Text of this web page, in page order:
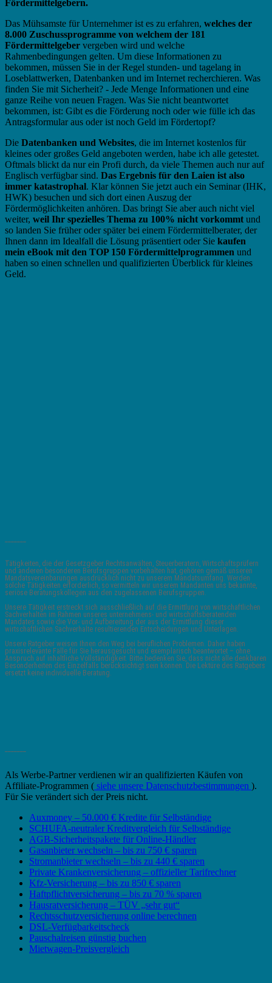
Fördermittelgebern.
Das Mühsamste für Unternehmer ist es zu erfahren, welches der
8.000 Zuschussprogramme von welchem der 181
Fördermittelgeber vergeben wird und welche
Rahmenbedingungen gelten. Um diese Informationen zu
bekommen, müssen Sie in der Regel stunden- und tagelang in
Loseblattwerken, Datenbanken und im Internet recherchieren. Was
finden Sie mit Sicherheit? - Jede Menge Informationen und eine
ganze Reihe von neuen Fragen. Was Sie nicht beantwortet
bekommen, ist: Gibt es die Förderung noch oder wie fülle ich das
Antragsformular aus oder ist noch Geld im Fördertopf?
Die Datenbanken und Websites, die im Internet kostenlos für
kleines oder großes Geld angeboten werden, habe ich alle getestet.
Oftmals blickt da nur ein Profi durch, da viele Themen auch nur auf
Englisch verfügbar sind. Das Ergebnis für den Laien ist also
immer katastrophal. Klar können Sie jetzt auch ein Seminar (IHK,
HWK) besuchen und sich dort einen Auszug der
Fördermöglichkeiten anhören. Das bringt Sie aber auch nicht viel
weiter, weil Ihr spezielles Thema zu 100% nicht vorkommt und
so landen Sie früher oder später bei einem Fördermittelberater, der
Ihnen dann im Idealfall die Lösung präsentiert oder Sie kaufen
mein eBook mit den TOP 150 Fördermittelprogrammen und
haben so einen schnellen und qualifizierten Überblick für kleines
Geld.
Tätigkeiten, die der Gesetzgeber Rechtsanwälten, Steuerberatern, Wirtschaftsprüfern
und anderen besonderen Berufsgruppen vorbehalten hat, gehören gemäß unseren
Mandatsvereinbarungen ausdrücklich nicht zu unserem Mandatsumfang. Werden
solche Tätigkeiten erforderlich, so vermitteln wir unserem Mandanten uns bekannte,
seriöse Beratungskollegen aus den zugelassenen Berufsgruppen.
Unsere Tätigkeit erstreckt sich ausschließlich auf die Ermittlung von wirtschaftlichen
Sachverhalten im Rahmen unseres unternehmens- und wirtschaftsberatenden
Mandates sowie die Vor- und Aufbereitung der aus der Ermittlung dieser
wirtschaftlichen Sachverhalte resultierenden Entscheidungen und Unterlagen.
Unsere Ratgeber weisen Ihnen den Weg bei beruflichen Problemen. Daher haben
praxisrelevante Fälle für Sie herausgesucht und exemplarisch beantwortet – ohne
Anspruch auf inhaltliche Vollständigkeit. Bitte bedenken Sie, dass nicht alle denkbaren
Besonderheiten des Einzelfalls berücksichtigt sein können. Die Lektüre des Ratgebers
ersetzt keine individuelle Beratung.
Als Werbe-Partner verdienen wir an qualifizierten Käufen von
Affiliate-Programmen ( siehe unsere Datenschutzbestimmungen ).
Für Sie verändert sich der Preis nicht.
Auxmoney – 50.000 € Kredite für Selbständige
SCHUFA-neutraler Kreditvergleich für Selbständige
AGB-Sicherheitspakete für Online-Händler
Gasanbieter wechseln – bis zu 750 € sparen
Stromanbieter wechseln – bis zu 440 € sparen
Private Krankenversicherung – offizieller Tarifrechner
Kfz-Versicherung – bis zu 850 € sparen
Haftpflichtversicherung – bis zu 70 % sparen
Hausratversicherung – TÜV „sehr gut“
Rechtsschutzversicherung online berechnen
DSL-Verfügbarkeitscheck
Pauschalreisen günstig buchen
Mietwagen-Preisvergleich